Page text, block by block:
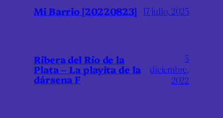
Mi Barrio [20220823] 17 julio, 2025
Ribera del Río de la
Plata – La playita de la
dársena F
5
diciembre,
2022